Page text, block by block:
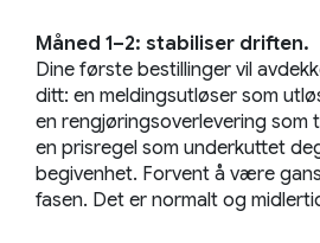
Måned 1–2: stabiliser driften.
Dine første bestillinger vil
ditt: en meldingsutløser som
en rengjøringsoverlevering som
en prisregel som underkuttet
begivenhet. Forvent å være
fasen. Det er normalt og